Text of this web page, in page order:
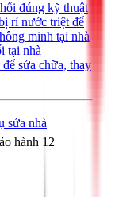
đúng kỹ thuật
rỉ nước triệt để
minh tại nhà
tại nhà
sửa chữa, thay
sửa nhà
hành 12